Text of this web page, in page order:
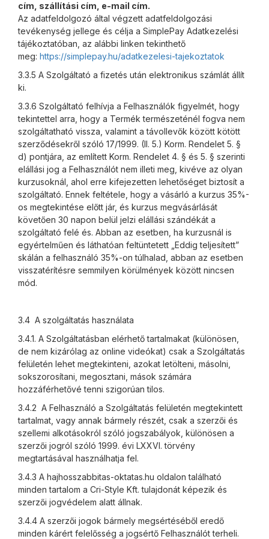
cím, szállítási cím, e-mail cím.
Az adatfeldolgozó által végzett adatfeldolgozási
tevékenység jellege és célja a SimplePay Adatkezelési
tájékoztatóban, az alábbi linken tekinthető
meg: https://simplepay.hu/adatkezelesi-tajekoztatok
3.3.5 A Szolgáltató a fizetés után elektronikus számlát állít
ki.
3.3.6 Szolgáltató felhívja a Felhasználók figyelmét, hogy
tekintettel arra, hogy a Termék természeténél fogva nem
szolgáltatható vissza, valamint a távollevők között kötött
szerződésekről szóló 17/1999. (II. 5.) Korm. Rendelet 5. §
d) pontjára, az említett Korm. Rendelet 4. § és 5. § szerinti
elállási jog a Felhasználót nem illeti meg, kivéve az olyan
kurzusoknál, ahol erre kifejezetten lehetőséget biztosít a
szolgáltató. Ennek feltétele, hogy a vásárló a kurzus 35%-
os megtekintése előtt jár, és kurzus megvásárlását
követően 30 napon belül jelzi elállási szándékát a
szolgáltató felé és. Abban az esetben, ha kurzusnál is
egyértelműen és láthatóan feltüntetett „Eddig teljesített”
skálán a felhasználó 35%-on túlhalad, abban az esetben
visszatérítésre semmilyen körülmények között nincsen
mód.
3.4 A szolgáltatás használata
3.4.1. A Szolgáltatásban elérhető tartalmakat (különösen,
de nem kizárólag az online videókat) csak a Szolgáltatás
felületén lehet megtekinteni, azokat letölteni, másolni,
sokszorosítani, megosztani, mások számára
hozzáférhetővé tenni szigorúan tilos.
3.4.2 A Felhasználó a Szolgáltatás felületén megtekintett
tartalmat, vagy annak bármely részét, csak a szerzői és
szellemi alkotásokról szóló jogszabályok, különösen a
szerzői jogról szóló 1999. évi LXXVI. törvény
megtartásával használhatja fel.
3.4.3 A hajhosszabbitas-oktatas.hu oldalon található
minden tartalom a Cri-Style Kft. tulajdonát képezik és
szerzői jogvédelem alatt állnak.
3.4.4 A szerzői jogok bármely megsértéséből eredő
minden kárért felelősség a jogsértő Felhasználót terheli.